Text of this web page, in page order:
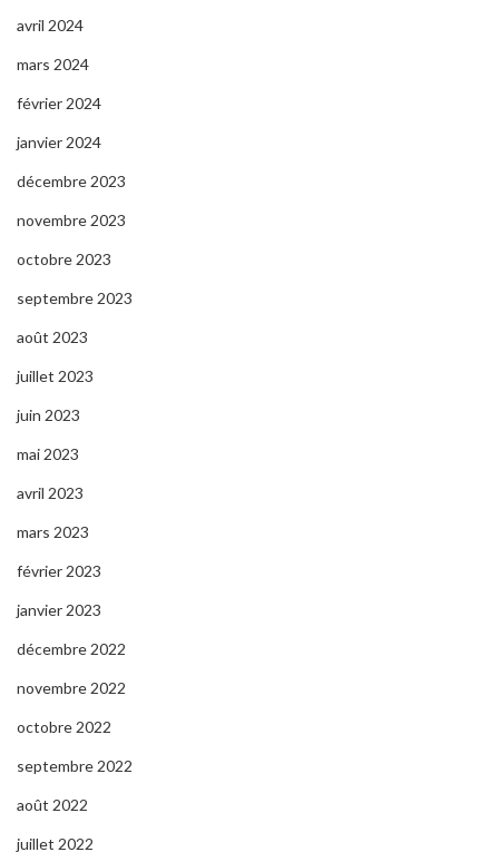
avril 2024
mars 2024
février 2024
janvier 2024
décembre 2023
novembre 2023
octobre 2023
septembre 2023
août 2023
juillet 2023
juin 2023
mai 2023
avril 2023
mars 2023
février 2023
janvier 2023
décembre 2022
novembre 2022
octobre 2022
septembre 2022
août 2022
juillet 2022